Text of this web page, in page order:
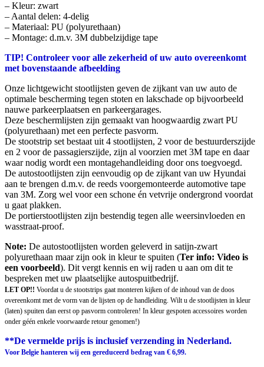
– Kleur: zwart
– Aantal delen: 4-delig
– Materiaal: PU (polyurethaan)
– Montage: d.m.v. 3M dubbelzijdige tape
TIP! Controleer voor alle zekerheid of uw auto overeenkomt
met bovenstaande afbeelding
Onze lichtgewicht stootlijsten geven de zijkant van uw auto de
optimale bescherming tegen stoten en lakschade op bijvoorbeeld
nauwe parkeerplaatsen en parkeergarages.
Deze beschermlijsten zijn gemaakt van hoogwaardig zwart PU
(polyurethaan) met een perfecte pasvorm.
De stootstrip set bestaat uit 4 stootlijsten, 2 voor de bestuurderszijde
en 2 voor de passagierszijde, zijn al voorzien met 3M tape en daar
waar nodig wordt een montagehandleiding door ons toegvoegd.
De autostootlijsten zijn eenvoudig op de zijkant van uw Hyundai
aan te brengen d.m.v. de reeds voorgemonteerde automotive tape
van 3M. Zorg wel voor een schone én vetvrije ondergrond voordat
u gaat plakken.
De portierstootlijsten zijn bestendig tegen alle weersinvloeden en
wasstraat-proof.
Note: De autostootlijsten worden geleverd in satijn-zwart
polyurethaan maar zijn ook in kleur te spuiten (Ter info: Video is
een voorbeeld). Dit vergt kennis en wij raden u aan om dit te
bespreken met uw plaatselijke autospuitbedrijf.
LET OP!! Voordat u de stootstrips gaat monteren kijken of de inhoud van de doos
overeenkomt met de vorm van de lijsten op de handleiding. Wilt u de stootlijsten in kleur
(laten) spuiten dan eerst op pasvorm controleren! In kleur gespoten accessoires worden
onder géén enkele voorwaarde retour genomen!)
**De vermelde prijs is inclusief verzending in Nederland.
Voor Belgie hanteren wij een gereduceerd bedrag van € 6,99.